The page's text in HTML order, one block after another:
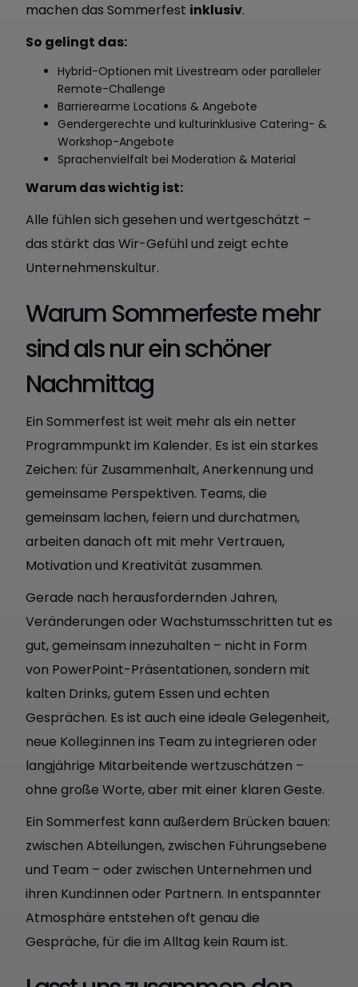
machen das Sommerfest inklusiv.
So gelingt das:
Hybrid-Optionen mit Livestream oder paralleler
Remote-Challenge
Barrierearme Locations & Angebote
Gendergerechte und kulturinklusive Catering- &
Workshop-Angebote
Sprachenvielfalt bei Moderation & Material
Warum das wichtig ist:
Alle fühlen sich gesehen und wertgeschätzt –
das stärkt das Wir-Gefühl und zeigt echte
Unternehmenskultur.
Warum Sommerfeste mehr
sind als nur ein schöner
Nachmittag
Ein Sommerfest ist weit mehr als ein netter
Programmpunkt im Kalender. Es ist ein starkes
Zeichen: für Zusammenhalt, Anerkennung und
gemeinsame Perspektiven. Teams, die
gemeinsam lachen, feiern und durchatmen,
arbeiten danach oft mit mehr Vertrauen,
Motivation und Kreativität zusammen.
Gerade nach herausfordernden Jahren,
Veränderungen oder Wachstumsschritten tut es
gut, gemeinsam innezuhalten – nicht in Form
von PowerPoint-Präsentationen, sondern mit
kalten Drinks, gutem Essen und echten
Gesprächen. Es ist auch eine ideale Gelegenheit,
neue Kolleg:innen ins Team zu integrieren oder
langjährige Mitarbeitende wertzuschätzen –
ohne große Worte, aber mit einer klaren Geste.
Ein Sommerfest kann außerdem Brücken bauen:
zwischen Abteilungen, zwischen Führungsebene
und Team – oder zwischen Unternehmen und
ihren Kund:innen oder Partnern. In entspannter
Atmosphäre entstehen oft genau die
Gespräche, für die im Alltag kein Raum ist.